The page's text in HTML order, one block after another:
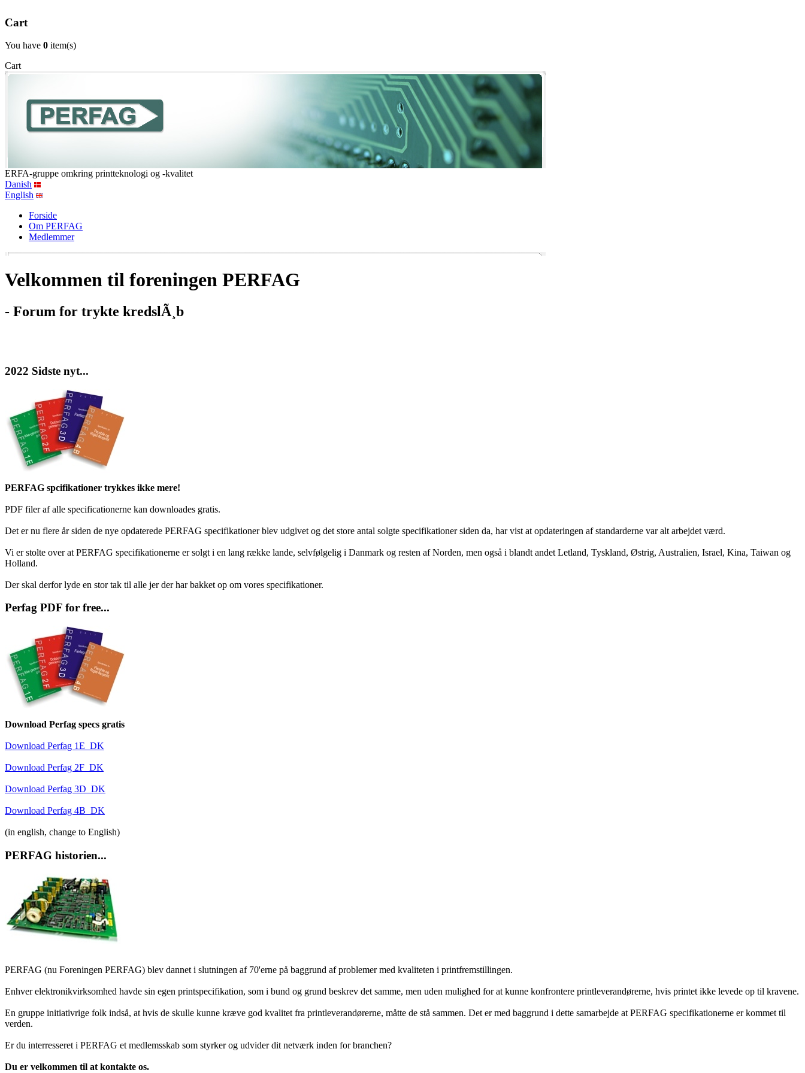
Cart
You have 0 item(s)
Cart
ERFA-gruppe omkring printteknologi og -kvalitet
Danish
English
Forside
Om PERFAG
Medlemmer
Velkommen til foreningen PERFAG
- Forum for trykte kredslÃ¸b
2022 Sidste nyt...
PERFAG spcifikationer trykkes ikke mere!
PDF filer af alle specificationerne kan downloades gratis.
Det er nu flere år siden de nye opdaterede PERFAG specifikationer blev udgivet og det store antal solgte specifikationer siden da, har vist at opdateringen af standarderne var alt arbejdet værd.
Vi er stolte over at PERFAG specifikationerne er solgt i en lang række lande, selvfølgelig i Danmark og resten af Norden, men også i blandt andet Letland, Tyskland, Østrig, Australien, Israel, Kina, Taiwan og
Holland.
Der skal derfor lyde en stor tak til alle jer der har bakket op om vores specifikationer.
Perfag PDF for free...
Download Perfag specs gratis
Download Perfag 1E_DK
Download Perfag 2F_DK
Download Perfag 3D_DK
Download Perfag 4B_DK
(in english, change to English)
PERFAG historien...
PERFAG (nu Foreningen PERFAG) blev dannet i slutningen af 70'erne på baggrund af problemer med kvaliteten i printfremstillingen.
Enhver elektronikvirksomhed havde sin egen printspecifikation, som i bund og grund beskrev det samme, men uden mulighed for at kunne konfrontere printleverandørerne, hvis printet ikke levede op til kravene.
En gruppe initiativrige folk indså, at hvis de skulle kunne kræve god kvalitet fra printleverandørerne, måtte de stå sammen. Det er med baggrund i dette samarbejde at PERFAG specifikationerne er kommet til
verden.
Er du interresseret i PERFAG et medlemsskab som styrker og udvider dit netværk inden for branchen?
Du er velkommen til at kontakte os.